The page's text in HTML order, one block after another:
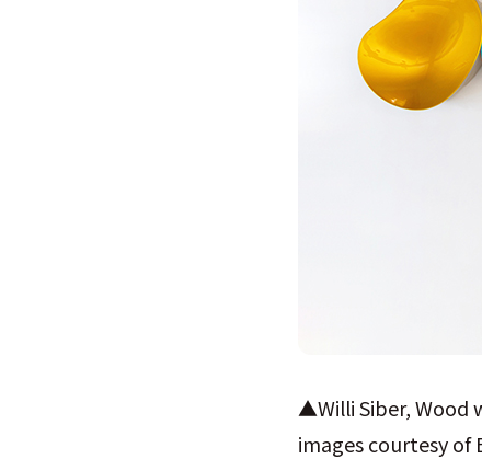
▲Willi Siber, Wood
images courtesy of